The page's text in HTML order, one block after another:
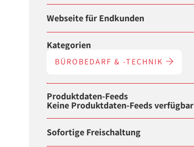
Webseite für Endkunden
Kategorien
BÜROBEDARF & -TECHNIK
Produktdaten-Feeds
Keine Produktdaten-Feeds verfügbar
Sofortige Freischaltung